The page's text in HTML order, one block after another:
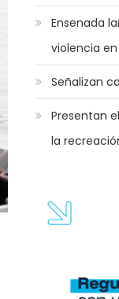
Ensenada
violencia
Señalizan
Presentan
la